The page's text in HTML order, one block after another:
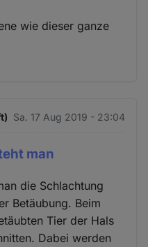
wie dieser ganze
Sa. 17 Aug 2019 - 23:04
man
die Schlachtung
Betäubung. Beim
Tier der Hals
Dabei werden